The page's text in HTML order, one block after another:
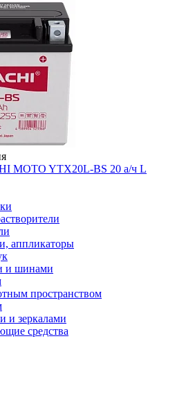
MOTO YTX20L-BS 20 а/ч L
аппликаторы
и шинами
пространством
и зеркалами
средства